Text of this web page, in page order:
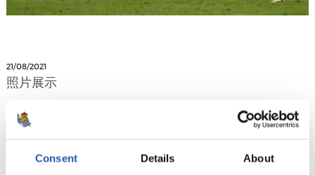
Consent Details About
21/08/2021
照片展示